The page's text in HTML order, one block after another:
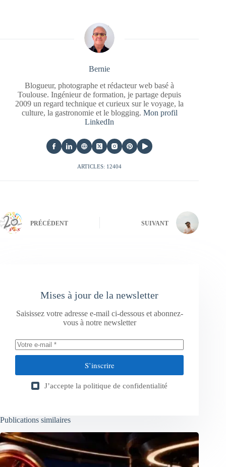
Bernie
Blogueur, photographe et rédacteur web basé à
Toulouse. Ingénieur de formation, je partage depuis
2009 un regard technique et curieux sur le voyage, la
culture, la gastronomie et le blogging. Mon profil
LinkedIn
ARTICLES: 12404
PRÉCÉDENT SUIVANT
Mises à jour de la newsletter
Saisissez votre adresse e-mail ci-dessous et abonnez-
vous à notre newsletter
S’inscrire
J’accepte la politique de confidentialité
Publications similaires